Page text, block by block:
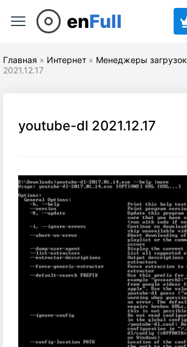
enFull
Главная » Интернет » Менеджеры загрузок
2021.12.17
youtube-dl 2021.12.17